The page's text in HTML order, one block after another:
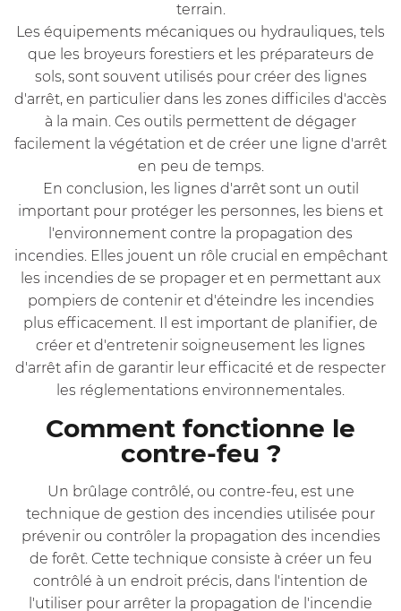
terrain.
Les équipements mécaniques ou hydrauliques, tels
que les broyeurs forestiers et les préparateurs de
sols, sont souvent utilisés pour créer des lignes
d'arrêt, en particulier dans les zones difficiles d'accès
à la main. Ces outils permettent de dégager
facilement la végétation et de créer une ligne d'arrêt
en peu de temps.
En conclusion, les lignes d'arrêt sont un outil
important pour protéger les personnes, les biens et
l'environnement contre la propagation des
incendies. Elles jouent un rôle crucial en empêchant
les incendies de se propager et en permettant aux
pompiers de contenir et d'éteindre les incendies
plus efficacement. Il est important de planifier, de
créer et d'entretenir soigneusement les lignes
d'arrêt afin de garantir leur efficacité et de respecter
les réglementations environnementales.
Comment fonctionne le
contre-feu ?
Un brûlage contrôlé, ou contre-feu, est une
technique de gestion des incendies utilisée pour
prévenir ou contrôler la propagation des incendies
de forêt. Cette technique consiste à créer un feu
contrôlé à un endroit précis, dans l'intention de
l'utiliser pour arrêter la propagation de l'incendie